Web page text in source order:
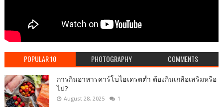
POPULAR 10 PHOTOGRAPHY COMMENTS
การกินอาหารคาร์โบไฮเดรตต่ำ ต้องกินเกลือเสริมหรือ
ไม่?
August 28, 2025 1